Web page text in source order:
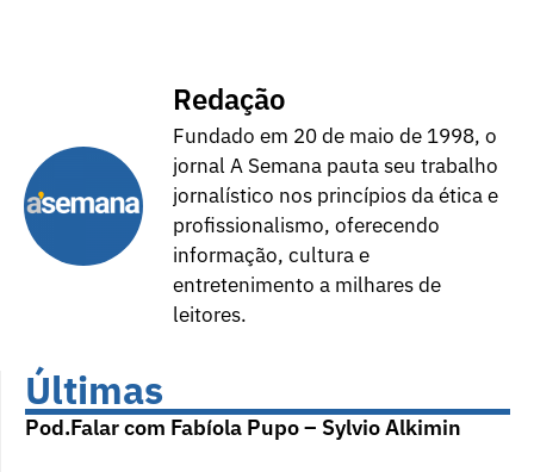
Redação
Fundado em 20 de maio de 1998, o
jornal A Semana pauta seu trabalho
jornalístico nos princípios da ética e
profissionalismo, oferecendo
informação, cultura e
entretenimento a milhares de
leitores.
Últimas
Pod.Falar com Fabíola Pupo – Sylvio Alkimin